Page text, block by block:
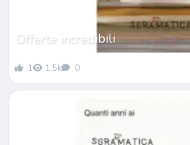
Offerte incredibili
1 1.5k 0